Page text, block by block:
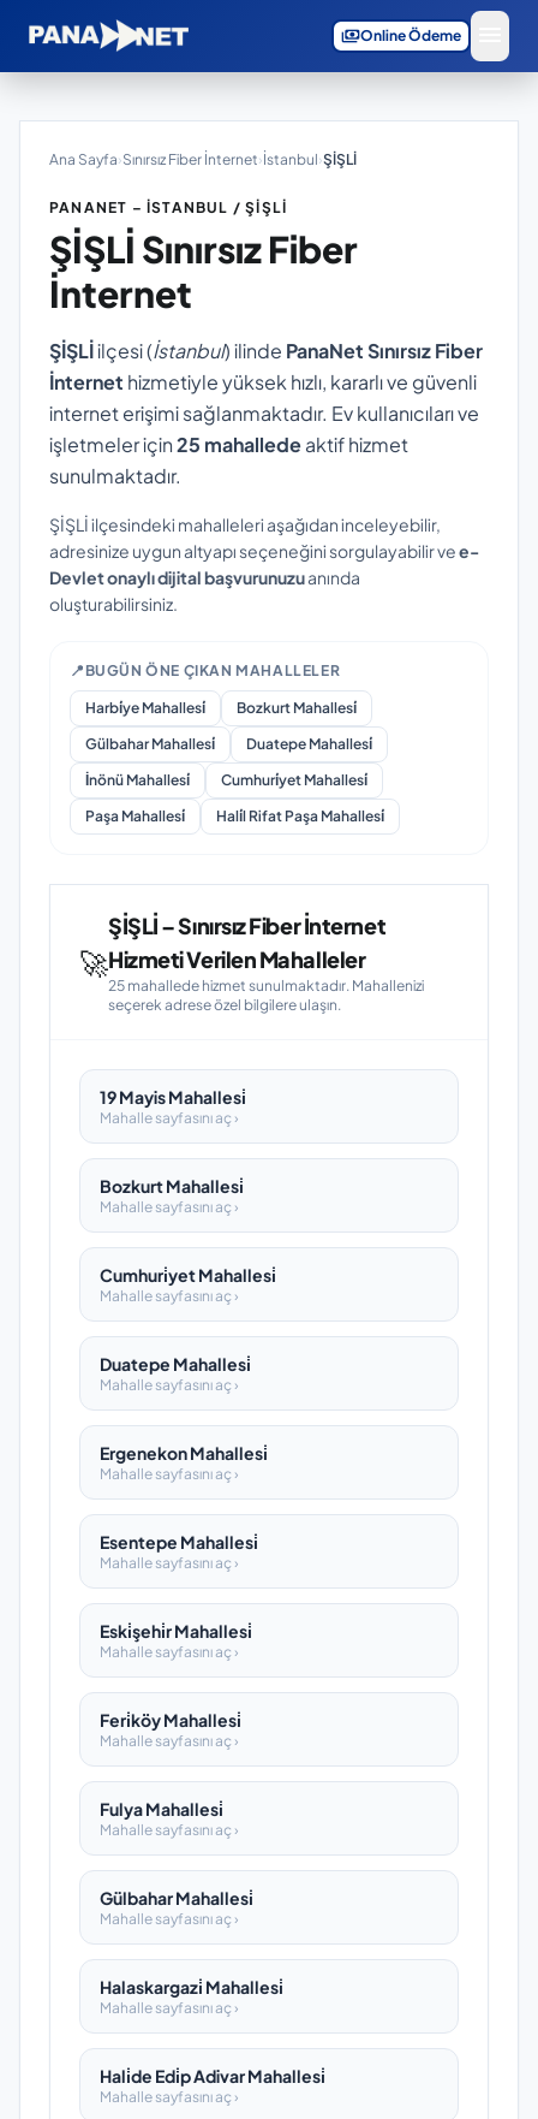
paymentsOnline Ödeme
Ana Sayfa›Sınırsız Fiber İnternet›İstanbul›ŞİŞLİ
PANANET – İSTANBUL / ŞİŞLİ
ŞİŞLİ Sınırsız Fiber
İnternet
ŞİŞLİilçesi (İstanbul) ilinde PanaNet Sınırsız Fiber
İnternet hizmetiyle yüksek hızlı, kararlı ve güvenli
internet erişimi sağlanmaktadır. Ev kullanıcıları ve
işletmeler için25 mahalledeaktif hizmet
sunulmaktadır.
ŞİŞLİ ilçesindeki mahalleleri aşağıdan inceleyebilir,
adresinize uygun altyapı seçeneğini sorgulayabilir vee-
Devlet onaylı dijital başvurunuzuanında
oluşturabilirsiniz.
📍 BUGÜN ÖNE ÇIKAN MAHALLELER
Harbi̇ye Mahallesi̇
Bozkurt Mahallesi̇
Gülbahar Mahallesi̇
Duatepe Mahallesi̇
İnönü Mahallesi̇
Cumhuri̇yet Mahallesi̇
Paşa Mahallesi̇
Hali̇l Rifat Paşa Mahallesi̇
🚀
ŞİŞLİ – Sınırsız Fiber İnternet
Hizmeti Verilen Mahalleler
25 mahallede hizmet sunulmaktadır. Mahallenizi
seçerek adrese özel bilgilere ulaşın.
19 Mayis Mahallesi̇
Mahalle sayfasını aç ›
Bozkurt Mahallesi̇
Mahalle sayfasını aç ›
Cumhuri̇yet Mahallesi̇
Mahalle sayfasını aç ›
Duatepe Mahallesi̇
Mahalle sayfasını aç ›
Ergenekon Mahallesi̇
Mahalle sayfasını aç ›
Esentepe Mahallesi̇
Mahalle sayfasını aç ›
Eski̇şehi̇r Mahallesi̇
Mahalle sayfasını aç ›
Feri̇köy Mahallesi̇
Mahalle sayfasını aç ›
Fulya Mahallesi̇
Mahalle sayfasını aç ›
Gülbahar Mahallesi̇
Mahalle sayfasını aç ›
Halaskargazi̇ Mahallesi̇
Mahalle sayfasını aç ›
Hali̇de Edi̇p Adivar Mahallesi̇
Mahalle sayfasını aç ›